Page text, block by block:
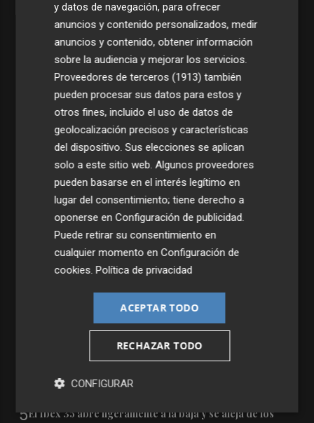
Últimas Noticias
Venta de bonos y unión frente a China: claves de la
intervención de EEUU y Japón en el yen
El transporte urbano por autobús aumenta un 1,9% en
El CEIP Rosa Serrano de Paiporta recibe la visita del
equipo técnico que ejecutará las obras del forjado
que hace un año en la Comunitat Valenciana
5El Ibex 35 abre ligeramente a la baja y se aleja de los
y datos de navegación, para ofrecer
anuncios y contenido personalizados, medir
anuncios y contenido, obtener información
sobre la audiencia y mejorar los servicios.
Proveedores de terceros (1913) también
pueden procesar sus datos para estos y
otros fines, incluido el uso de datos de
geolocalización precisos y características
del dispositivo. Sus elecciones se aplican
solo a este sitio web. Algunos proveedores
pueden basarse en el interés legítimo en
lugar del consentimiento; tiene derecho a
oponerse enConfiguración de publicidad
Puede retirar su consentimiento en
cualquier momento enConfiguración de
cookies .Política de privacidad
ACEPTAR TODO
RECHAZAR TODO
CONFIGURAR